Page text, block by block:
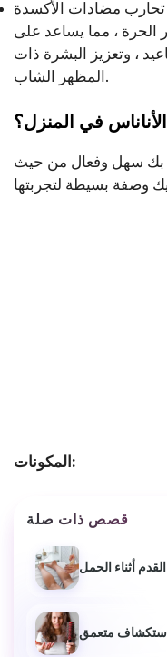
تحارب مضادات الأكسدة
الحرة ، مما يساعد على
، وتعزيز البشرة ذات
المظهر الشاب.
في المنزل؟
بك سهل وفعال من حيث
المكونات:
قصص ذات صلة
أثناء الحمل
متعمق